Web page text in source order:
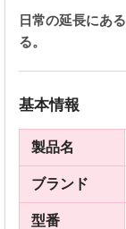
日常の延長にあ
る。
基本情報
製品名
ブランド
型番